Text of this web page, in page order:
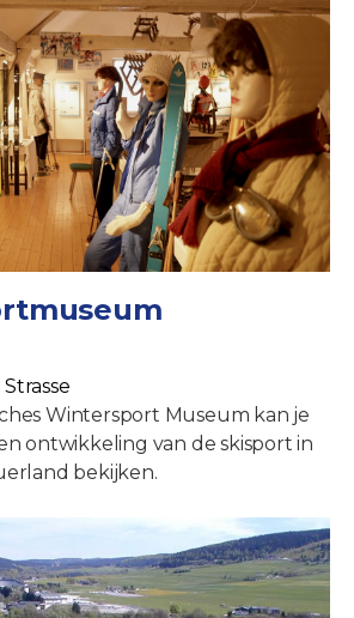
Wintersport Museum kan je
ontwikkeling van de skisport in
bekijken.